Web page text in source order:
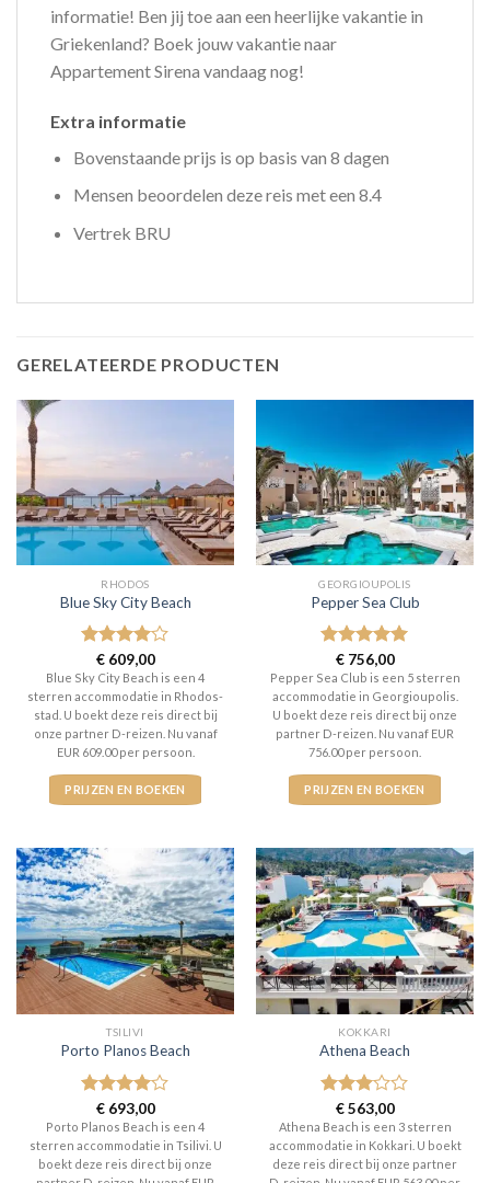
informatie! Ben jij toe aan een heerlijke vakantie in
Griekenland? Boek jouw vakantie naar
Appartement Sirena vandaag nog!
Extra informatie
Bovenstaande prijs is op basis van 8 dagen
Mensen beoordelen deze reis met een 8.4
Vertrek BRU
GERELATEERDE PRODUCTEN
RHODOS
Blue Sky City Beach
Gewaardeerd
4uit 5
€609,00
Blue Sky City Beach is een 4
sterren accommodatie in Rhodos-
stad. U boekt deze reis direct bij
onze partner D-reizen. Nu vanaf
EUR 609.00 per persoon.
PRIJZEN EN BOEKEN
GEORGIOUPOLIS
Pepper Sea Club
Gewaardeerd
5uit 5
€756,00
Pepper Sea Club is een 5 sterren
accommodatie in Georgioupolis.
U boekt deze reis direct bij onze
partner D-reizen. Nu vanaf EUR
756.00 per persoon.
PRIJZEN EN BOEKEN
TSILIVI
Porto Planos Beach
Gewaardeerd
4uit 5
€693,00
Porto Planos Beach is een 4
sterren accommodatie in Tsilivi. U
boekt deze reis direct bij onze
KOKKARI
Athena Beach
Gewaardeerd
3uit 5
€563,00
Athena Beach is een 3 sterren
accommodatie in Kokkari. U boekt
deze reis direct bij onze partner